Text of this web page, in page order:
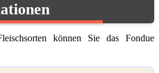
können Sie das Fondue